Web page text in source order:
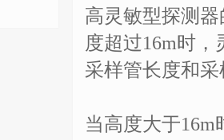
高灵敏型探测
度超过16m时
采样管长度和
当高度大于